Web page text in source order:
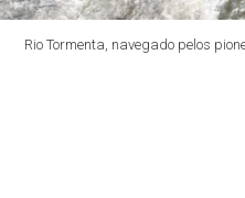
Rio Tormenta, navegado pelos